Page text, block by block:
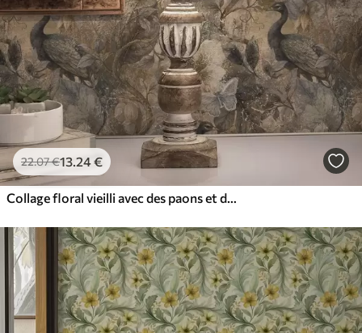
22.07€13.24€
Collage floral vieilli avec des paons et des papillons